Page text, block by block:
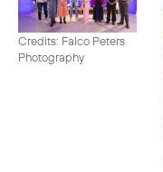
Credits: Falco Peters
Photography